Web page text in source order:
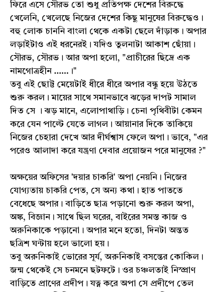
ফিরে এসে সৌরভ তো শুধু প্রতিপক্ষ দেশের বিরুদ্ধে
খেলেনি, খেলেছে নিজের দেশের কিছু মানুষের বিরুদ্ধেও।
বহু লোক চাননি বাংলা থেকে একটা ছেলে দাঁড়াক। অপার
লড়াইটাও এই ধরনেরই। যদিও তুলনাটা আকাশ ছোঁয়া।
সৌরভ, সৌরভ। আর অপা হলো, "প্রাচীরের ছিদ্রে এক
নামগোত্রহীন ......।"
তবু এই ছোট্ট মেয়েটাই ধীরে ধীরে অপার বন্ধু হয়ে উঠতে
শুরু করল। মায়ের সাথে সমানভাবে ঝড়ের দাপট সামাল
দিত সে । ঝড় মানে, এলোপাথাড়ি। চেনা পৃথিবীটা কেমন
করে যেন পাল্টে যেতে লাগল। আয়ানার দিকে তাকিয়ে
নিজের চেহারা দেখে আর দীর্ঘশ্বাস ফেলে অপা। ভাবে, "এর
পরেও আলাদা করে যন্ত্রণা দেবার প্রয়োজন পরে মানুষের ?"
অক্ষয়ের অফিসের 'দয়ার চাকরি' অপা নেয়নি। নিজের
যোগ্যতায় চাকরি পেত, সে অন্য কথা। হাত পাততে
বেধেছে অপার। বাড়িতে ছাত্র পড়ানো শুরু করল অপা,
অঙ্ক, বিজ্ঞান। সাথে ছিল ঘরের, বাইরের সমস্ত কাজ ও
অরুনিকাকে পড়ানো। অপার মনে হতো, দিনটা অন্তত
ছত্রিশ ঘন্টায় হলে ভালো হয়।
তবু অরুনিকাই ভোরের সূর্য, অরুনিকাই বসন্তের কোকিল।
জন্ম থেকেই সে চনমনে ছটফটে। ওর চঞ্চলতাই নিস্প্রাণ
বাড়িতে প্রাণের প্রদীপ। যত্ন করে অপা সে প্রদীপে তেল